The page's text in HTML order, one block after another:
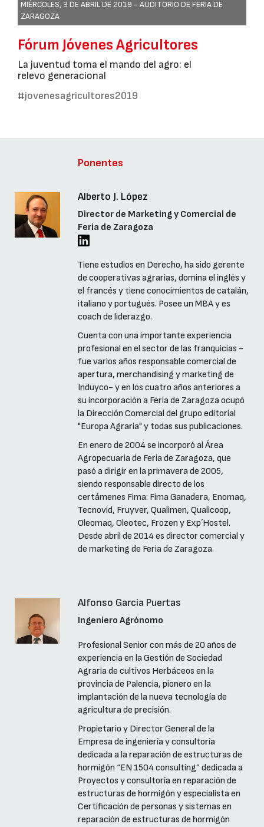
MIÉRCOLES, 3 DE ABRIL DE 2019 - AUDITORIO DE FERIA DE
ZARAGOZA
Fórum Jóvenes Agricultores
La juventud toma el mando del agro: el
relevo generacional
#jovenesagricultores2019
Ponentes
Alberto J. López
Director de Marketing y Comercial de
Feria de Zaragoza
Tiene estudios en Derecho, ha sido gerente
de cooperativas agrarias, domina el inglés y
el francés y tiene conocimientos de catalán,
italiano y portugués. Posee un MBA y es
coach de liderazgo.
Cuenta con una importante experiencia
profesional en el sector de las franquicias -
fue varios años responsable comercial de
apertura, merchandising y marketing de
Induyco- y en los cuatro años anteriores a
su incorporación a Feria de Zaragoza ocupó
la Dirección Comercial del grupo editorial
"Europa Agraria" y todas sus publicaciones.
En enero de 2004 se incorporó al Área
Agropecuaria de Feria de Zaragoza, que
pasó a dirigir en la primavera de 2005,
siendo responsable directo de los
certámenes Fima: Fima Ganadera, Enomaq,
Tecnovid, Fruyver, Qualimen, Qualicoop,
Oleomaq, Oleotec, Frozen y Exp´Hostel.
Desde abril de 2014 es director comercial y
de marketing de Feria de Zaragoza.
Alfonso García Puertas
Ingeniero Agrónomo
Profesional Senior con más de 20 años de
experiencia en la Gestión de Sociedad
Agraria de cultivos Herbáceos en la
provincia de Palencia, pionero en la
implantación de la nueva tecnología de
agricultura de precisión.
Propietario y Director General de la
Empresa de ingeniería y consultoría
dedicada a la reparación de estructuras de
hormigón “EN 1504 consulting” dedicada a
Proyectos y consultoría en reparación de
estructuras de hormigón y especialista en
Certificación de personas y sistemas en
reparación de estructuras de hormigón